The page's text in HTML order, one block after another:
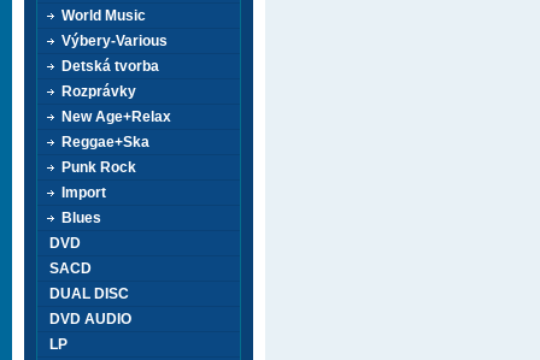
World Music
Výbery-Various
Detská tvorba
Rozprávky
New Age+Relax
Reggae+Ska
Punk Rock
Import
Blues
DVD
SACD
DUAL DISC
DVD AUDIO
LP